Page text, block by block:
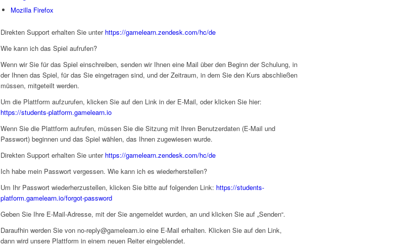
Mozilla Firefox
Direkten Support erhalten Sie unter https://gamelearn.zendesk.com/hc/de
Wie kann ich das Spiel aufrufen?
Wenn wir Sie für das Spiel einschreiben, senden wir Ihnen eine Mail über den Beginn der Schulung, in
der Ihnen das Spiel, für das Sie eingetragen sind, und der Zeitraum, in dem Sie den Kurs abschließen
müssen, mitgeteilt werden.
Um die Plattform aufzurufen, klicken Sie auf den Link in der E-Mail, oder klicken Sie hier:
https://students-platform.gamelearn.io
Wenn Sie die Plattform aufrufen, müssen Sie die Sitzung mit Ihren Benutzerdaten (E-Mail und
Passwort) beginnen und das Spiel wählen, das Ihnen zugewiesen wurde.
Direkten Support erhalten Sie unter https://gamelearn.zendesk.com/hc/de
Ich habe mein Passwort vergessen. Wie kann ich es wiederherstellen?
Um Ihr Passwort wiederherzustellen, klicken Sie bitte auf folgenden Link: https://students-
platform.gamelearn.io/forgot-password
Geben Sie Ihre E-Mail-Adresse, mit der Sie angemeldet wurden, an und klicken Sie auf „Senden“.
Daraufhin werden Sie von no-reply@gamelearn.io eine E-Mail erhalten. Klicken Sie auf den Link,
dann wird unsere Plattform in einem neuen Reiter eingeblendet.